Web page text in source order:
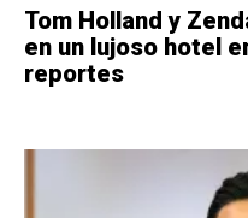
Tom Holland y
en un lujoso hotel
reportes